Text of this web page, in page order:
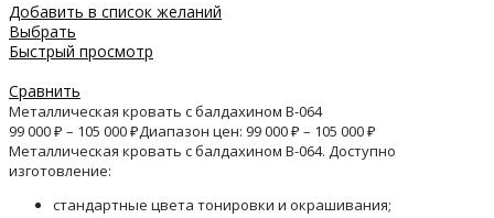
Добавить в список желаний
Выбрать
Быстрый просмотр
Сравнить
Металлическая кровать с балдахином B-064
99 000₽ – 105 000₽Диапазон цен: 99 000 ₽ – 105 000 ₽
Металлическая кровать с балдахином B-064. Доступно
изготовление:
стандартные цвета тонировки и окрашивания;